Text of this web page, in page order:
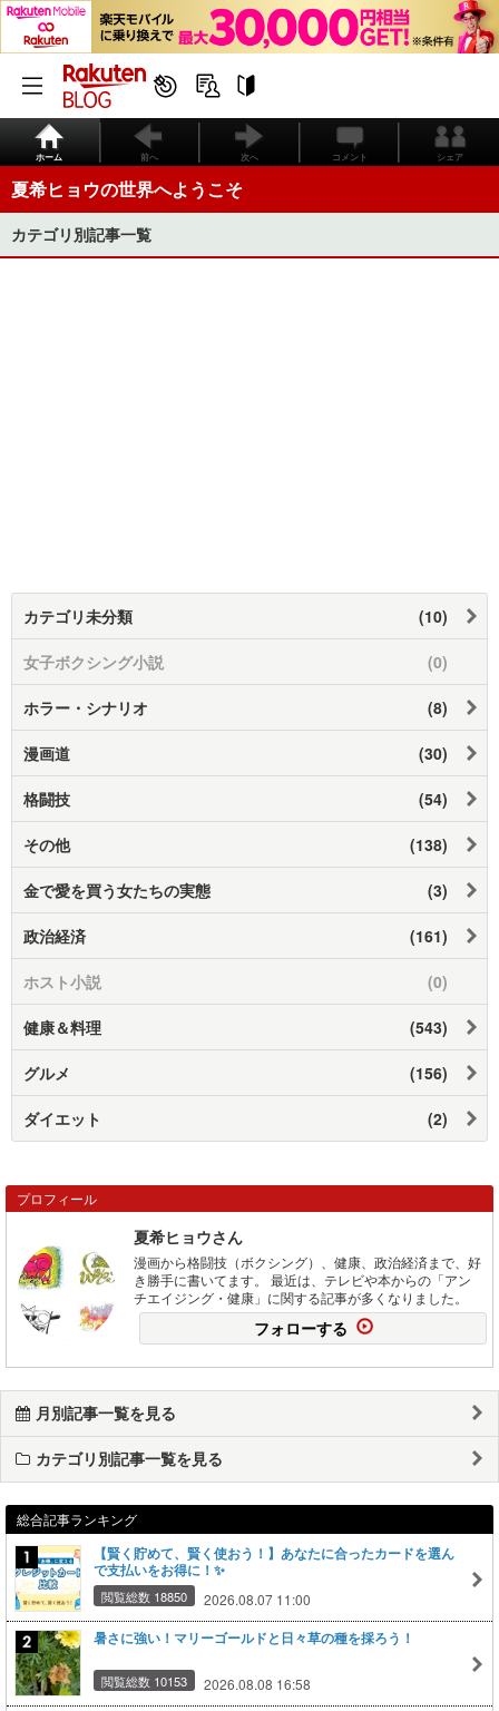
ホーム 前へ 次へ コメント シェア
夏希ヒョウの世界へようこそ
カテゴリ別記事一覧
カテゴリ未分類 (10)
女子ボクシング小説 (0)
ホラー・シナリオ (8)
漫画道 (30)
格闘技 (54)
その他 (138)
金で愛を買う女たちの実態 (3)
政治経済 (161)
ホスト小説 (0)
健康＆料理 (543)
グルメ (156)
ダイエット (2)
プロフィール
夏希ヒョウさん
漫画から格闘技（ボクシング）、健康、政治経済まで、好
き勝手に書いてます。 最近は、テレビや本からの「アン
チエイジング・健康」に関する記事が多くなりました。
フォローする
月別記事一覧を見る
カテゴリ別記事一覧を見る
総合記事ランキング
【賢く貯めて、賢く使おう！】あなたに合ったカードを選ん
で支払いをお得に！✨
閲覧総数 18850 2026.08.07 11:00
暑さに強い！マリーゴールドと日々草の種を採ろう！
閲覧総数 10153 2026.08.08 16:58